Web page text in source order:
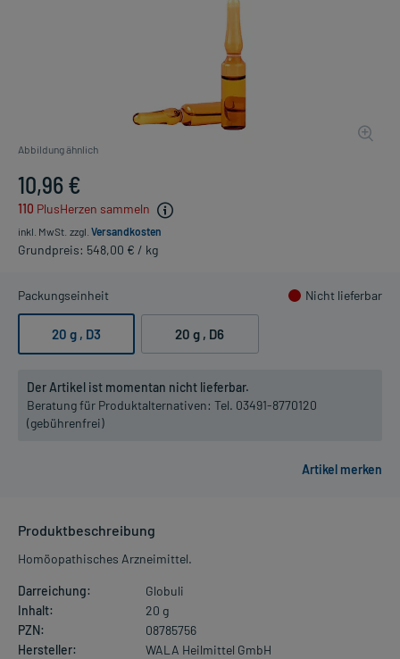
Abbildung ähnlich
10,96 €
110 PlusHerzen sammeln
inkl. MwSt. zzgl. Versandkosten
Grundpreis: 548,00 € / kg
Packungseinheit Nicht lieferbar
20 g , D3 20 g , D6
Der Artikel ist momentan nicht lieferbar.
Beratung für Produktalternativen: Tel. 03491-8770120
(gebührenfrei)
Produktbeschreibung
Homöopathisches Arzneimittel.
Darreichung:
Globuli
Inhalt:
20 g
PZN:
08785756
Hersteller:
WALA Heilmittel GmbH